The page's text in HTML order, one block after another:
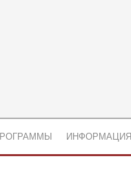
ИНФОРМАЦИЯ